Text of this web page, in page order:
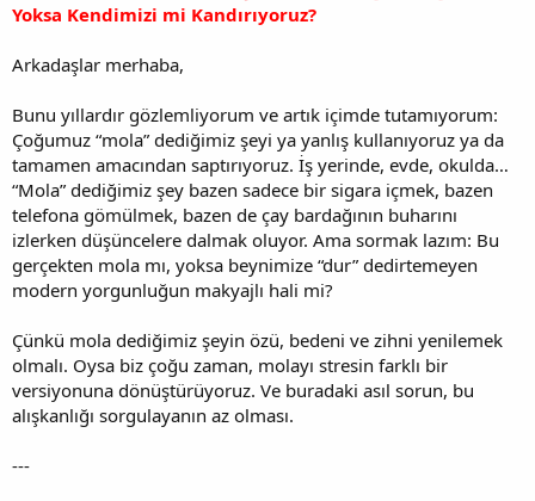
a
a
a
i
i
Yoksa Kendimizi mi Kandırıyoruz?
Arkadaşlar merhaba,
Bunu yıllardır gözlemliyorum ve artık içimde tutamıyorum:
Çoğumuz “mola” dediğimiz şeyi ya yanlış kullanıyoruz ya da
tamamen amacından saptırıyoruz. İş yerinde, evde, okulda…
“Mola” dediğimiz şey bazen sadece bir sigara içmek, bazen
telefona gömülmek, bazen de çay bardağının buharını
izlerken düşüncelere dalmak oluyor. Ama sormak lazım: Bu
gerçekten mola mı, yoksa beynimize “dur” dedirtemeyen
modern yorgunluğun makyajlı hali mi?
Çünkü mola dediğimiz şeyin özü, bedeni ve zihni yenilemek
olmalı. Oysa biz çoğu zaman, molayı stresin farklı bir
versiyonuna dönüştürüyoruz. Ve buradaki asıl sorun, bu
alışkanlığı sorgulayanın az olması.
---